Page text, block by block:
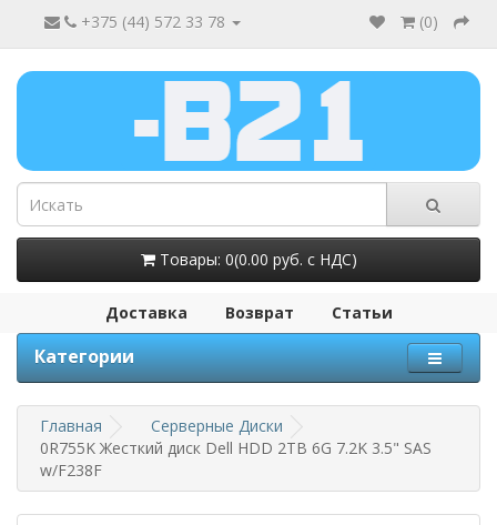
+375 (44) 572 33 78 (0)
Товары: 0(0.00 руб. с НДС)
Доставка Возврат Статьи
Категории
Главная
Серверные Диски
0R755K Жесткий диск Dell HDD 2TB 6G 7.2K 3.5" SAS
w/F238F